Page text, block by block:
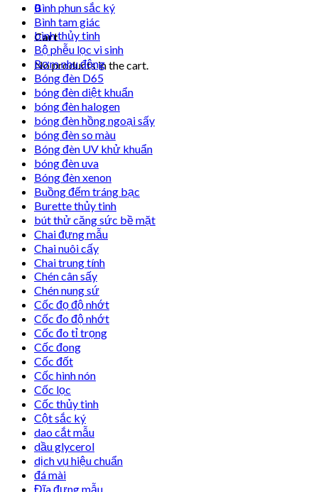
0
Cart
No products in the cart.
Bình phun sắc ký
Bình tam giác
bình thủy tinh
Bộ phễu lọc vi sinh
Bơm nhu động
Bóng đèn D65
bóng đèn diệt khuẩn
bóng đèn halogen
bóng đèn hồng ngoại sấy
bóng đèn so màu
Bóng đèn UV khử khuẩn
bóng đèn uva
Bóng đèn xenon
Buồng đếm tráng bạc
Burette thủy tinh
bút thử căng sức bề mặt
Chai đựng mẫu
Chai nuôi cấy
Chai trung tính
Chén cân sấy
Chén nung sứ
Cốc đọ độ nhớt
Cốc đo độ nhớt
Cốc đo tỉ trọng
Cốc đong
Cốc đốt
Cốc hình nón
Cốc lọc
Cốc thủy tinh
Cột sắc ký
dao cắt mẫu
dầu glycerol
dịch vụ hiệu chuẩn
đá mài
Đĩa đựng mẫu